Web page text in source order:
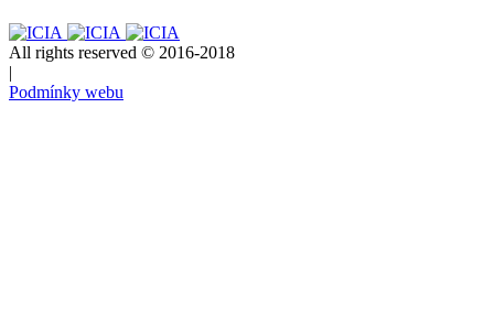
All rights reserved © 2016-2018
|
Podmínky webu